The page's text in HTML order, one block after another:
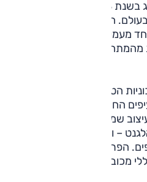
בעולם. המשפחתית הגדולה של
מעמודי התווך של הסגמנט,
ואחרי סיבוב לא
הטובות ביותר בסגמנט, כזו
החשובים להם ניתן לצפות
שמצליח להלך באופן כמעט
– וקחו אותה ברמת הגימור
הפרופורציות נהדרות,
מכובד.